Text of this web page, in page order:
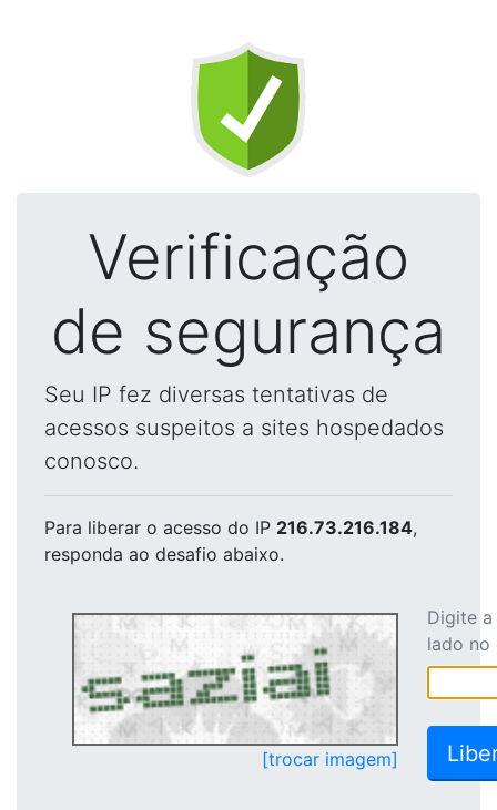
Verificação
de segurança
Seu IP fez diversas tentativas de
acessos suspeitos a sites hospedados
conosco.
Para liberar o acesso do IP 216.73.216.184,
responda ao desafio abaixo.
[trocar imagem]
Digite
lado no